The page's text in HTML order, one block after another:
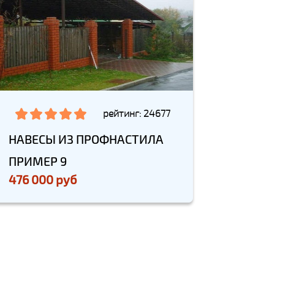
рейтинг: 24677
НАВЕСЫ ИЗ ПРОФНАСТИЛА
ПРИМЕР 9
476 000 руб